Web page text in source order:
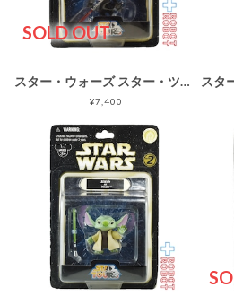
SOLD OUT
スター・ウォーズ スター・ツアーズ シリーズ2 ドナルドダック as ダース・モール ベーシックフィギュア 未開封
¥7,400